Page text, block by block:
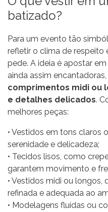
batizado?
Para um evento tão
refletir o clima de respeito
pede. A ideia é apostar
ainda assim
comprimentos midi ou
e detalhes delicados.
melhores peças:
• Vestidos em tons claros
serenidade e delicadeza;
• Tecidos lisos, como
garantem movimento e
• Vestidos midi ou longos,
refinada e adequada ao
• Modelagens fluídas ou